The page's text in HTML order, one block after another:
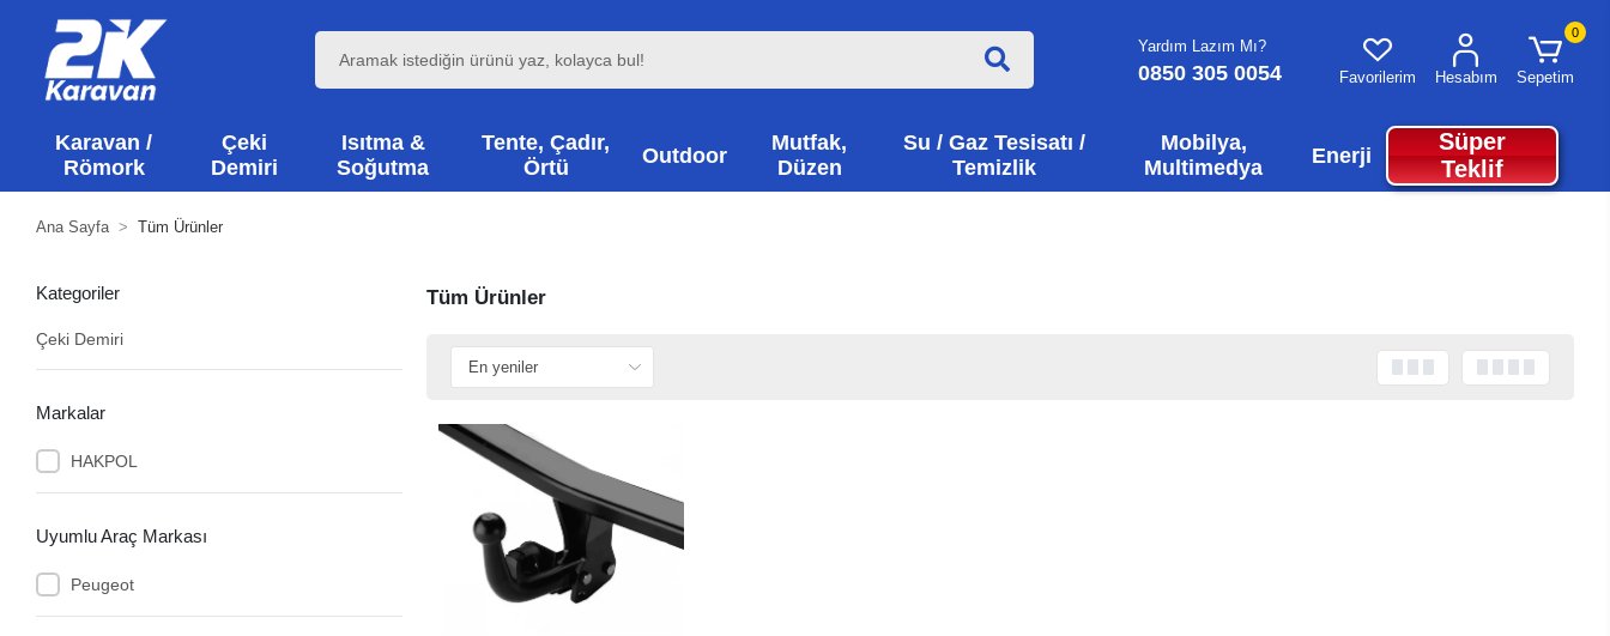
Yardım Lazım Mı?
0850 305 0054 Favorilerim Hesabım
0
Sepetim
Karavan /
Römork
Çeki
Demiri
Isıtma &
Soğutma
Tente, Çadır,
Örtü
Outdoor
Mutfak,
Düzen
Su / Gaz Tesisatı /
Temizlik
Mobilya,
Multimedya
Enerji
Süper
Teklif
Ana Sayfa Tüm Ürünler
Kategoriler
Çeki Demiri
Markalar
HAKPOL
Uyumlu Araç Markası
Peugeot
Tüm Ürünler